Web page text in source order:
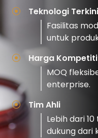
Teknologi Terkini
Fasilitas
untuk
Harga
MOQ
enterprise.
Tim Ahli
Lebih dari
dukung dari